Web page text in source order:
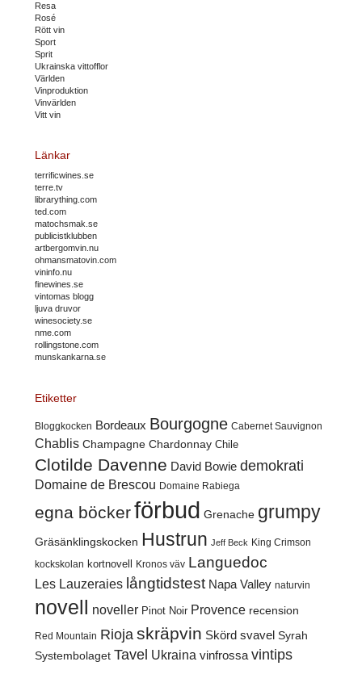
Resa
Rosé
Rött vin
Sport
Sprit
Ukrainska vittofflor
Världen
Vinproduktion
Vinvärlden
Vitt vin
Länkar
terrificwines.se
terre.tv
librarything.com
ted.com
matochsmak.se
publicistklubben
artbergomvin.nu
ohmansmatovin.com
vininfo.nu
finewines.se
vintomas blogg
ljuva druvor
winesociety.se
nme.com
rollingstone.com
munskankarna.se
Etiketter
Bloggkocken Bordeaux Bourgogne Cabernet Sauvignon
Chablis Champagne Chardonnay Chile
Clotilde Davenne David Bowie demokrati
Domaine de Brescou Domaine Rabiega
egna böckerförbud Grenache grumpy
Gräsänklingskocken Hustrun Jeff Beck King Crimson
kockskolan kortnovell Kronos väv Languedoc
Les Lauzeraies långtidstest Napa Valley naturvin
novell noveller Pinot Noir Provence recension
Red Mountain Rioja skräpvin Skörd svavel Syrah
Systembolaget Tavel Ukraina vinfrossa vintips